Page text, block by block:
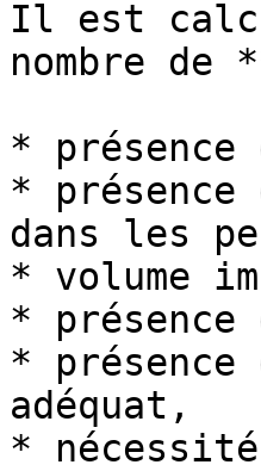
Il est
nombre
* présence
* présence
dans les
* volume
*
*
adéquat,
*